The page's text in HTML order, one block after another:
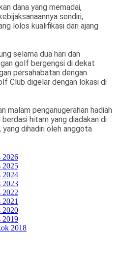
dana yang memadai,
sendiri,
lolos kualifikasi dari ajang
selama dua hari dan
golf bergengsi di dekat
persahabatan dengan
Club digelar dengan lokasi di
malam penganugerahan hadiah
hitam yang diadakan di
dihadiri oleh anggota
2026
2025
2024
2023
2022
2020
2019
2018